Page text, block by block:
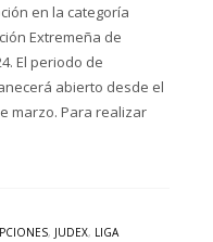
en la categoría
Extremeña de
El periodo de
abierto desde el
marzo. Para realizar
, JUDEX, LIGA